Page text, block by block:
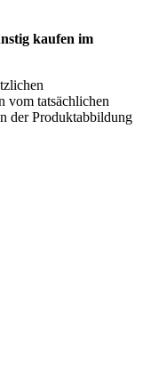
kaufen im
vom tatsächlichen
der Produktabbildung